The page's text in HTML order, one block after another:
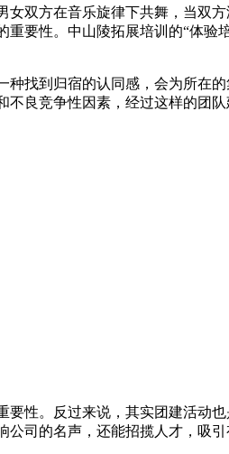
双方在音乐旋律下共舞，当双
要性。中山陵拓展培训的“体验
找到归宿的认同感，会为所在
良竞争性因素，经过这样的团
性。反过来说，其实团建活动
司的名声，还能招揽人才，吸